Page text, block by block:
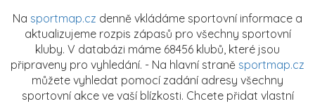
Na sportmap.cz denně vkládáme sportovní informace a
aktualizujeme rozpis zápasů pro všechny sportovní
kluby. V databázi máme 68456 klubů, které jsou
připraveny pro vyhledání. - Na hlavní straně sportmap.cz
můžete vyhledat pomocí zadání adresy všechny
sportovní akce ve vaší blízkosti. Chcete přidat vlastní